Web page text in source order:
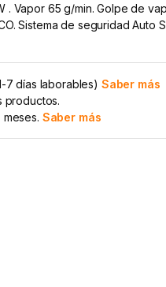
. Vapor 65 g/min. Golpe de
Sistema de seguridad Auto
7 días laborables) Saber más
productos.
Saber más